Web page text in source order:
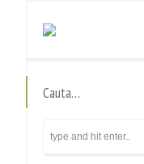
Cauta…